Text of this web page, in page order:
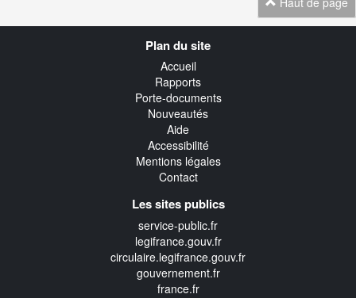
Plan du site
Accueil
Rapports
Porte-documents
Nouveautés
Aide
Accessibilité
Mentions légales
Contact
Les sites publics
service-public.fr
legifrance.gouv.fr
circulaire.legifrance.gouv.fr
gouvernement.fr
france.fr